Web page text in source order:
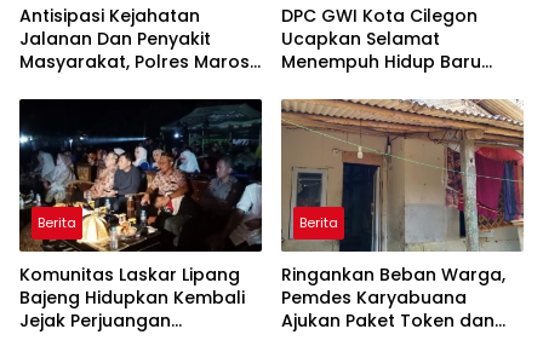
Antisipasi Kejahatan
Jalanan Dan Penyakit
Masyarakat, Polres Maros
Kondusif
DPC GWI Kota Cilegon
Ucapkan Selamat
Menempuh Hidup Baru
Tuanku Ihza Kemalsya
Damanik
Berita
Komunitas Laskar Lipang
Bajeng Hidupkan Kembali
Jejak Perjuangan
Berita
Ringankan Beban Warga,
Pemdes Karyabuana
Ajukan Paket Token dan